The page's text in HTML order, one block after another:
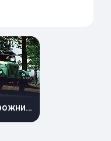
Внедорожник 5 дв.